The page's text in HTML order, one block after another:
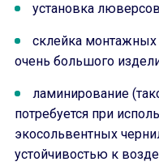
установка
склейка монтажных
очень большого
ламинирование
потребуется при
экосольвентных
устойчивостью к